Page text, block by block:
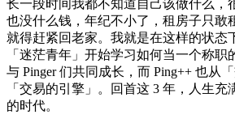
长一段时间我都不知道自己该做什么，
也没什么钱，年纪不小了，租房子只敢
就得赶紧回老家。我就是在这样的状态
「迷茫青年」开始学习如何当一个称职
与 Pinger 们共同成长，而 Ping++ 也从
「交易的引擎」。回首这 3 年，人生
的时代。